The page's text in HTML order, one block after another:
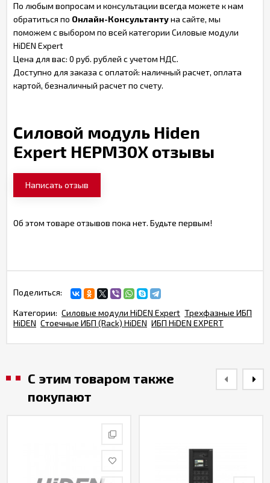
По любым вопросам и консультации всегда можете к нам
обратиться по Онлайн-Консультантуна сайте, мы
поможем с выбором по всей категории Силовые модули
HiDEN Expert
Цена для вас: 0 руб. рублей с учетом НДС.
Доступно для заказа с оплатой: наличный расчет, оплата
картой, безналичный расчет по счету.
Силовой модуль Hiden
Expert HEPM30X отзывы
Написать отзыв
Об этом товаре отзывов пока нет. Будьте первым!
Поделиться:
Категории: Силовые модули HiDEN Expert Трехфазные ИБП
HiDEN Стоечные ИБП (Rack) HiDEN ИБП HiDEN EXPERT
С этим товаром также
покупают